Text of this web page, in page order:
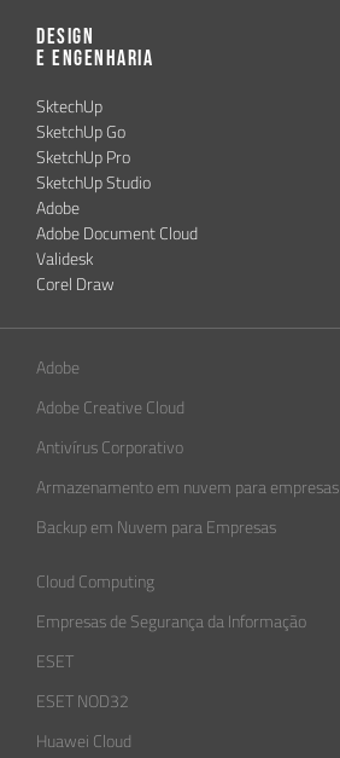
Design
e Engenharia
SktechUp
SketchUp Go
SketchUp Pro
SketchUp Studio
Adobe
Adobe Document Cloud
Validesk
Corel Draw
Adobe
Adobe Creative Cloud
Antivírus Corporativo
Armazenamento em nuvem para empresas
Backup em Nuvem para Empresas
Cloud Computing
Empresas de Segurança da Informação​
ESET
ESET NOD32
Huawei Cloud